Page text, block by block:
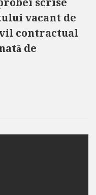
scrise
vacant de
contractual
de